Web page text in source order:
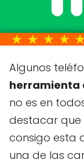
Algunos
herramienta
no es en
destacar que
consigo esta
una de las